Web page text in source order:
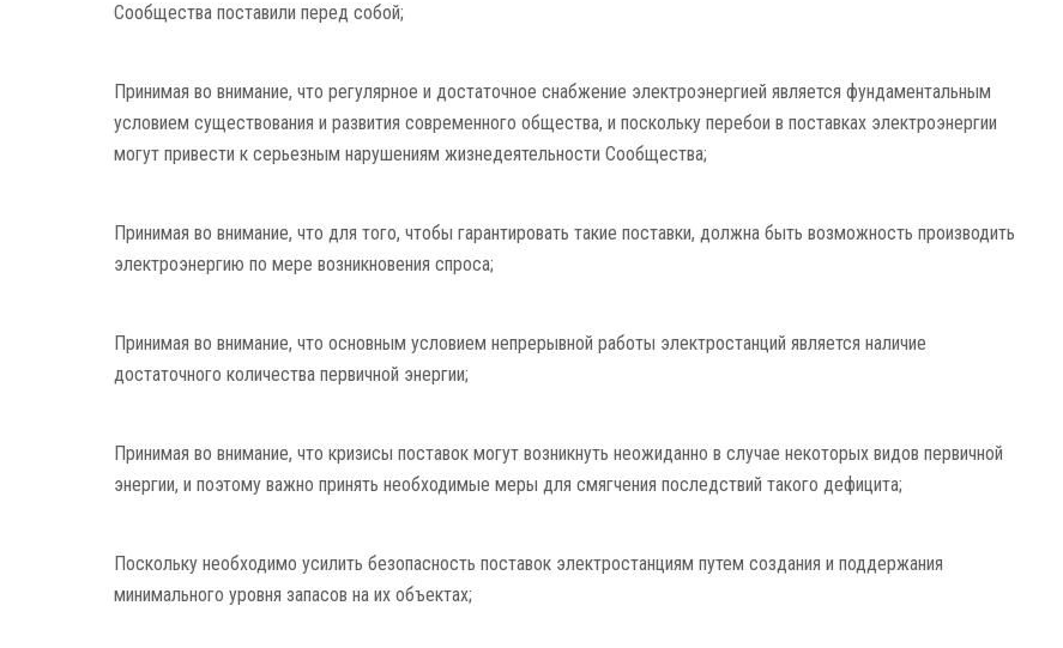
Сообщества поставили перед собой;
Принимая во внимание, что регулярное и достаточное снабжение электроэнергией является фундаментальным
условием существования и развития современного общества, и поскольку перебои в поставках электроэнергии
могут привести к серьезным нарушениям жизнедеятельности Сообщества;
Принимая во внимание, что для того, чтобы гарантировать такие поставки, должна быть возможность производить
электроэнергию по мере возникновения спроса;
Принимая во внимание, что основным условием непрерывной работы электростанций является наличие
достаточного количества первичной энергии;
Принимая во внимание, что кризисы поставок могут возникнуть неожиданно в случае некоторых видов первичной
энергии, и поэтому важно принять необходимые меры для смягчения последствий такого дефицита;
Поскольку необходимо усилить безопасность поставок электростанциям путем создания и поддержания
минимального уровня запасов на их объектах;